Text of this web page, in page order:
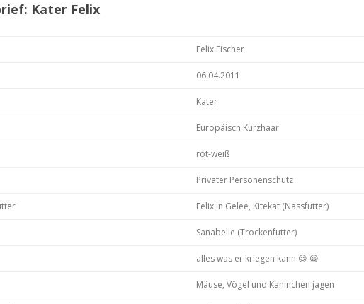
Kater Felix
Felix Fischer
06.04.2011
Kater
Europäisch Kurzhaar
rot-weiß
Privater Personenschutz
Felix in Gelee, Kitekat (Nassfutter)
Sanabelle (Trockenfutter)
alles was er kriegen kann 😉 😀
Mäuse, Vögel und Kaninchen jagen